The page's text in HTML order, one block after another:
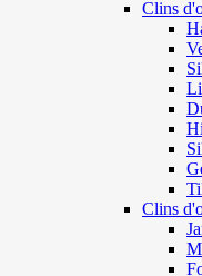
Clins
Clins